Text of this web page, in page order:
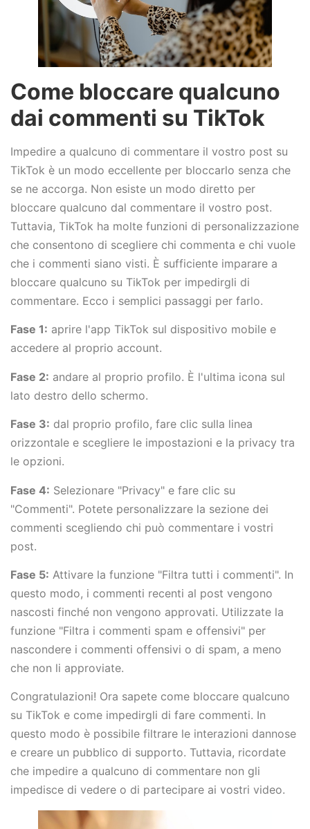
Come bloccare qualcuno
dai commenti su TikTok
Impedire a qualcuno di commentare il vostro post su
TikTok è un modo eccellente per bloccarlo senza che
se ne accorga. Non esiste un modo diretto per
bloccare qualcuno dal commentare il vostro post.
Tuttavia, TikTok ha molte funzioni di personalizzazione
che consentono di scegliere chi commenta e chi vuole
che i commenti siano visti. È sufficiente imparare a
bloccare qualcuno su TikTok per impedirgli di
commentare. Ecco i semplici passaggi per farlo.
Fase 1: aprire l'app TikTok sul dispositivo mobile e
accedere al proprio account.
Fase 2: andare al proprio profilo. È l'ultima icona sul
lato destro dello schermo.
Fase 3: dal proprio profilo, fare clic sulla linea
orizzontale e scegliere le impostazioni e la privacy tra
le opzioni.
Fase 4: Selezionare "Privacy" e fare clic su
"Commenti". Potete personalizzare la sezione dei
commenti scegliendo chi può commentare i vostri
post.
Fase 5: Attivare la funzione "Filtra tutti i commenti". In
questo modo, i commenti recenti al post vengono
nascosti finché non vengono approvati. Utilizzate la
funzione "Filtra i commenti spam e offensivi" per
nascondere i commenti offensivi o di spam, a meno
che non li approviate.
Congratulazioni! Ora sapete come bloccare qualcuno
su TikTok e come impedirgli di fare commenti. In
questo modo è possibile filtrare le interazioni dannose
e creare un pubblico di supporto. Tuttavia, ricordate
che impedire a qualcuno di commentare non gli
impedisce di vedere o di partecipare ai vostri video.